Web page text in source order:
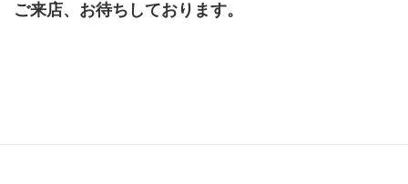
ご来店、お待ちしております。